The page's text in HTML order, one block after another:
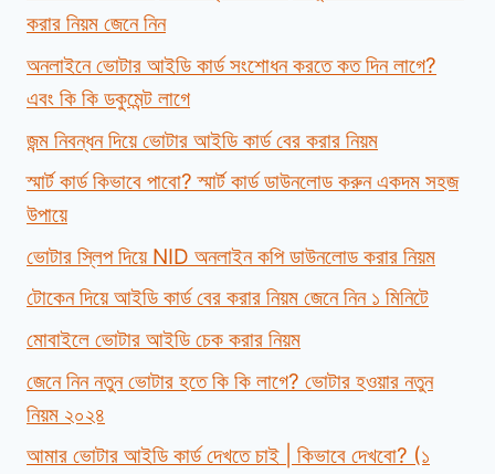
করার নিয়ম জেনে নিন
অনলাইনে ভোটার আইডি কার্ড সংশোধন করতে কত দিন লাগে?
এবং কি কি ডকুমেন্ট লাগে
জন্ম নিবন্ধন দিয়ে ভোটার আইডি কার্ড বের করার নিয়ম
স্মার্ট কার্ড কিভাবে পাবো? স্মার্ট কার্ড ডাউনলোড করুন একদম সহজ
উপায়ে
ভোটার স্লিপ দিয়ে NID অনলাইন কপি ডাউনলোড করার নিয়ম
টোকেন দিয়ে আইডি কার্ড বের করার নিয়ম জেনে নিন ১ মিনিটে
মোবাইলে ভোটার আইডি চেক করার নিয়ম
জেনে নিন নতুন ভোটার হতে কি কি লাগে? ভোটার হওয়ার নতুন
নিয়ম ২০২৪
আমার ভোটার আইডি কার্ড দেখতে চাই | কিভাবে দেখবো? (১